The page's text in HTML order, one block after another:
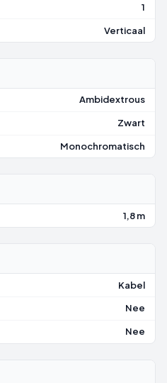
1
Verticaal
Ambidextrous
Zwart
Monochromatisch
1,8 m
Kabel
Nee
Nee